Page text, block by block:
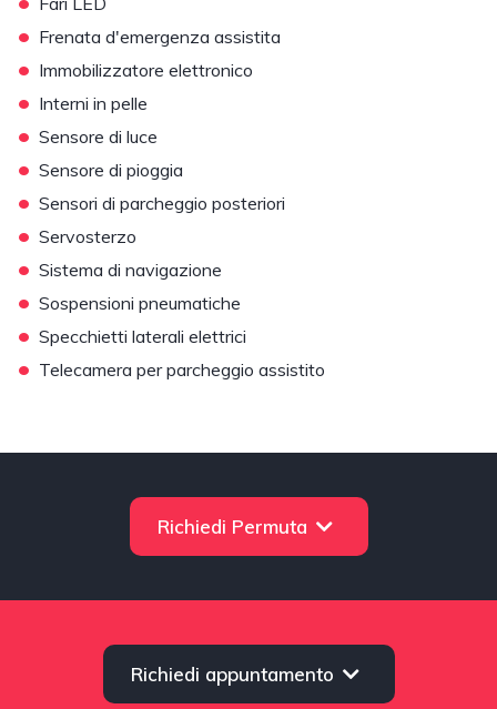
• Frenata d'emergenza assistita
• Immobilizzatore elettronico
• Interni in pelle
• Sensore di luce
• Sensore di pioggia
• Sensori di parcheggio posteriori
• Servosterzo
• Sistema di navigazione
• Sospensioni pneumatiche
• Specchietti laterali elettrici
• Telecamera per parcheggio assistito
Richiedi Permuta
Richiedi appuntamento